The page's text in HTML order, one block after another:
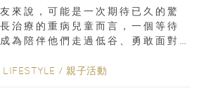
來說，可能是一次期待已久的驚
治療的重病兒童而言，一個等待
為陪伴他們走過低谷、勇敢面對
LIFESTYLE / 親子活動